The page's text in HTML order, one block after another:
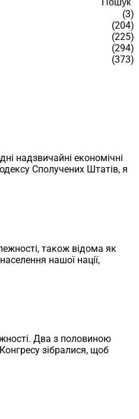
(3)
(204)
(225)
(294)
(373)
надзвичайні економічні
Сполучених Штатів, я
також відома як
нашої нації,
Два з половиною
зібралися, щоб